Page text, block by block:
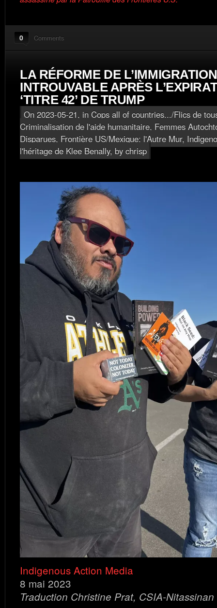
0 Comments
LA RÉFORME DE
INTROUVABLE APRÈS
‘TITRE 42’ DE TRUMP
On 2023-05-21, in Cops all of countries.../Flics de
Criminalisation de l'aide humanitaire, Femmes
Disparues, Frontière US/Mexique: l'Autre Mur,
l'héritage de Klee Benally, by chrisp
Indigenous Action Media
8 mai 2023
Traduction Christine Prat, CSIA-Nitassinan